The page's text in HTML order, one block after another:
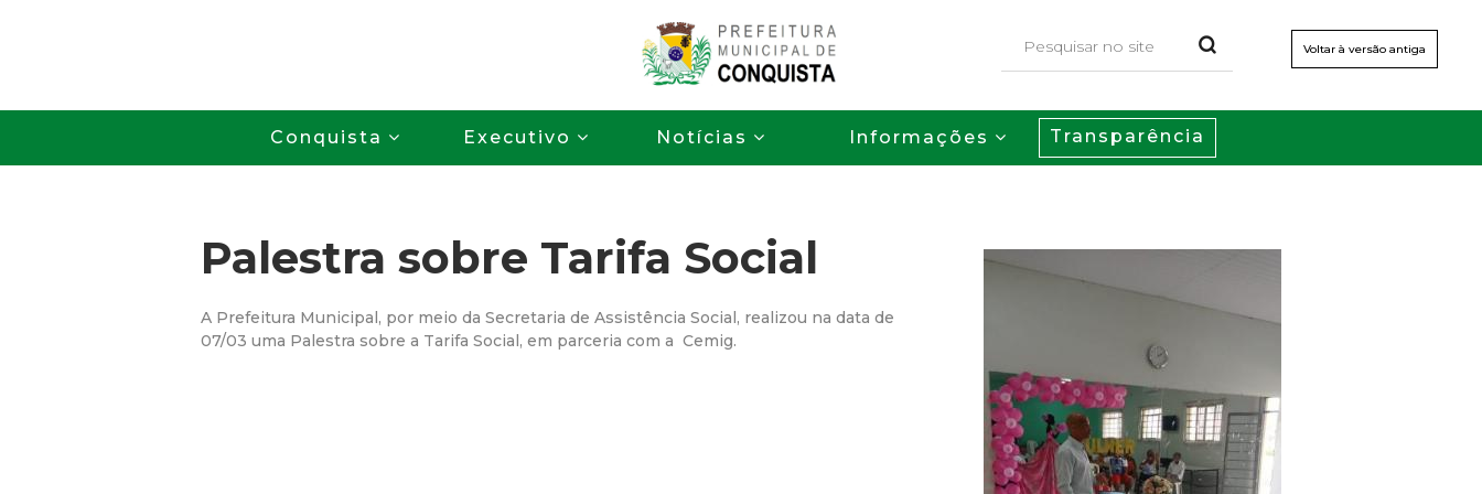
para
o
conteúdo
principal
Voltar à versão antiga
P
r
f
e
Conquista Executivo Notícias Informações Transparência
Palestra sobre Tarifa Social
A Prefeitura Municipal, por meio da Secretaria de Assistência Social, realizou na data de
07/03 uma Palestra sobre a Tarifa Social, em parceria com a Cemig.